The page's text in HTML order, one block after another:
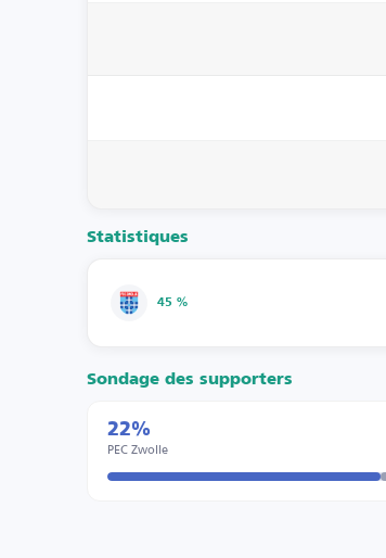
Statistiques
45 %
Sondage des supporters
22%
PEC Zwolle